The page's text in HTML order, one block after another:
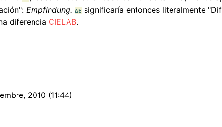
Empfindung. ΔE significaría entonces literalmente
diferencia CIELAB.
2010 (11:44)